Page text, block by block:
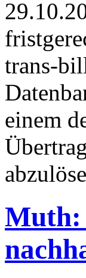
trans-
einem
Muth: